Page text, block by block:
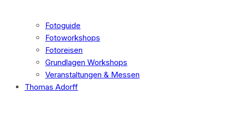
Fotoguide
Fotoworkshops
Fotoreisen
Grundlagen Workshops
Veranstaltungen & Messen
Thomas Adorff